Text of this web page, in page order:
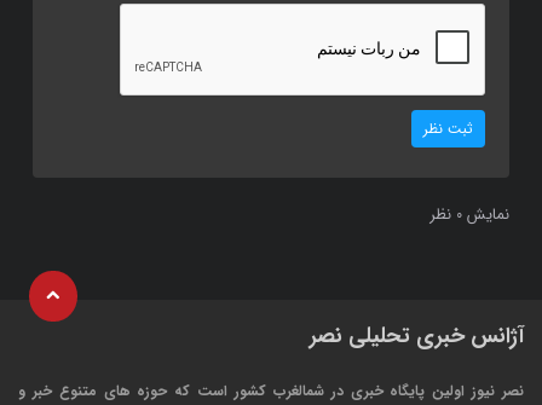
ثبت نظر
نمایش 0 نظر
آژانس خبری تحلیلی نصر
نصر نیوز اولین پایگاه خبری در شمالغرب کشور است که حوزه های متنوع خبر و